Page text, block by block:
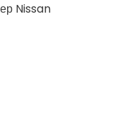
Nissan